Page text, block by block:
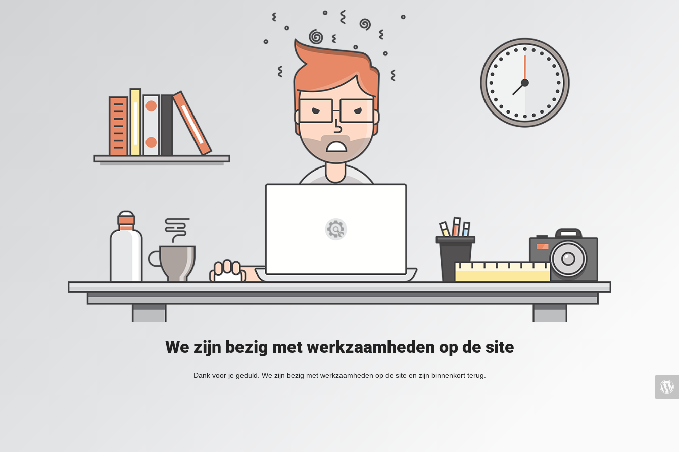
We zijn bezig met werkzaamheden op de site
Dank voor je geduld. We zijn bezig met werkzaamheden op de site en zijn binnenkort terug.